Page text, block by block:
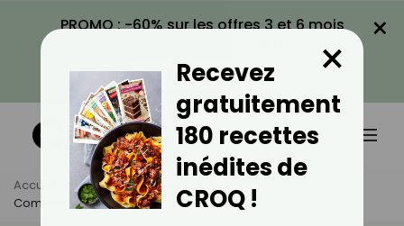
PROMO : -60% sur les offres 3 et 6 mois
VOIR LA PROMO
×
Accueil Actus
Astuces Culinaires
Comment Rattraper Une Sauce Trop Acide/amer ?
Recevez
gratuitement
180 recettes
inédites de
CROQ !
×